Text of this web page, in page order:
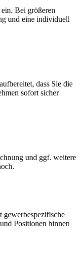
Bei größeren
und eine individuell
dass Sie die
sofort sicher
und ggf. weitere
Positionen binnen